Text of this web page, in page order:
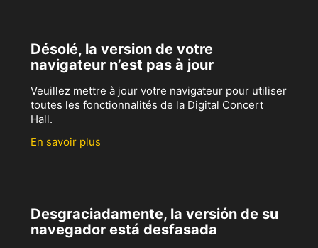
Désolé, la version de votre
navigateur n’est pas à jour
Veuillez mettre à jour votre navigateur pour utiliser
toutes les fonctionnalités de la Digital Concert
Hall.
En savoir plus
Desgraciadamente, la versión de su
navegador está desfasada